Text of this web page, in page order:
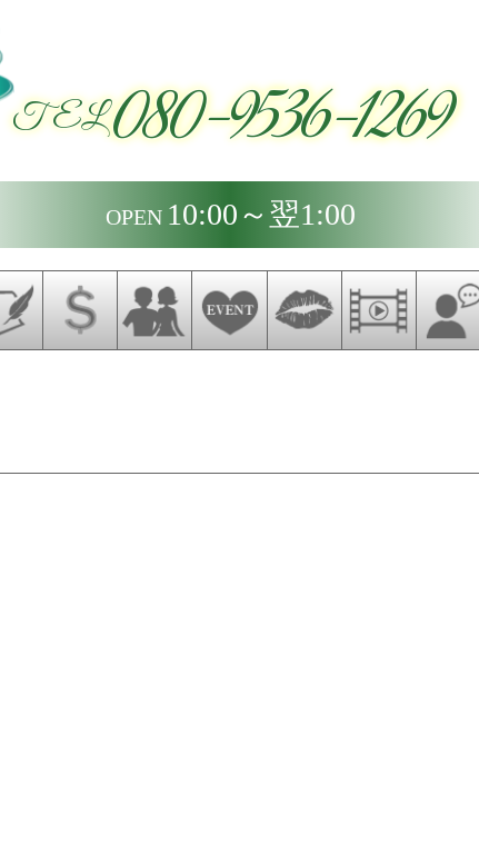
TEL080-9536-1269
OPEN 10:00～翌1:00